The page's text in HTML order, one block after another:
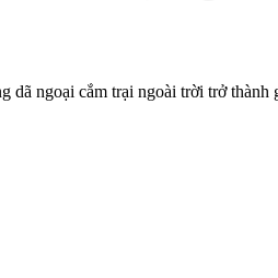
ngoại cắm trại ngoài trời trở thành